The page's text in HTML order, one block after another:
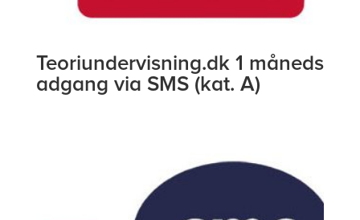
Teoriundervisning.dk 1 måneds
adgang via SMS (kat. A)